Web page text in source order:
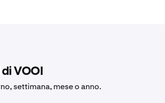
VOOI
settimana, mese o anno.